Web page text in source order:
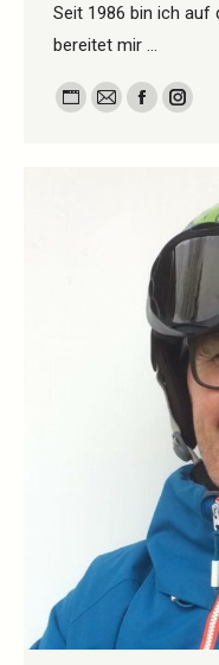
Seit 1986 bin ich auf
bereitet mir …
Persönlicher
E-
Facebook